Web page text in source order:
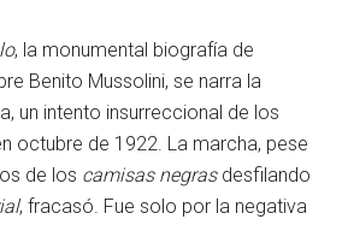
, la monumental biografía de
Benito Mussolini, se narra la
un intento insurreccional de los
octubre de 1922. La marcha, pese
de los camisas negras desfilando
, fracasó. Fue solo por la negativa